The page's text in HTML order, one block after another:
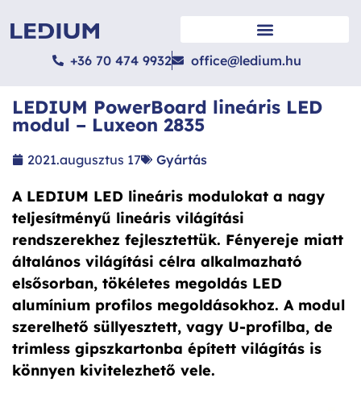
+36 70 474 9932 office@ledium.hu
LEDIUM PowerBoard lineáris LED
modul – Luxeon 2835
2021.augusztus 17 Gyártás
A LEDIUM LED lineáris modulokat a nagy
teljesítményű lineáris világítási
rendszerekhez fejlesztettük. Fényereje miatt
általános világítási célra alkalmazható
elsősorban, tökéletes megoldás LED
alumínium profilos megoldásokhoz. A modul
szerelhető süllyesztett, vagy U-profilba, de
trimless gipszkartonba épített világítás is
könnyen kivitelezhető vele.